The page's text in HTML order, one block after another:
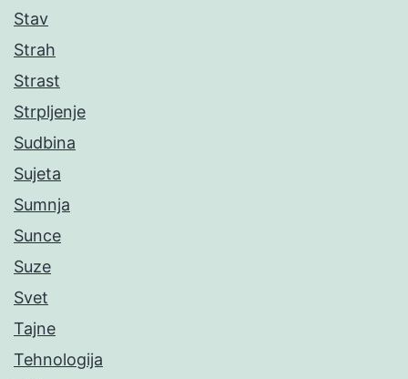
Stav
Strah
Strast
Strpljenje
Sudbina
Sujeta
Sumnja
Sunce
Suze
Svet
Tajne
Tehnologija